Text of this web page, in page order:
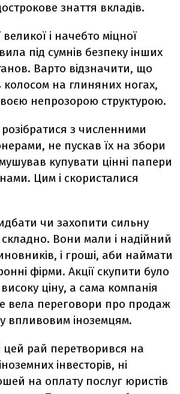
знаття вкладів.
великої і начебто міцної
під сумнів безпеку інших
Варто відзначити, що
колосом на глиняних ногах,
непрозорою структурою.
з численними
не пускав їх на збори
купувати цінні папери
Цим і скористалися
чи захопити сильну
Вони мали і надійний
і гроші, аби наймати
фірми. Акції скупити було
ціну, а сама компанія
вела переговори про продаж
впливовим іноземцям.
цей рай перетворився на
інвесторів, ні
на оплату послуг юристів